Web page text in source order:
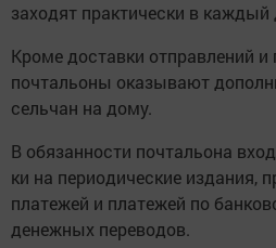
заходят практически в ­каждый
Кроме доставки отправлений и
поч­тальоны оказывают
сельчан на дому.
В обязанности почтальона
ки на периодические издания,
платежей и платежей по
­денежных ­переводов.